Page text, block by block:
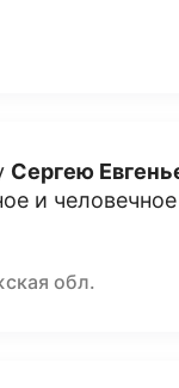
Сергею
и
обл.